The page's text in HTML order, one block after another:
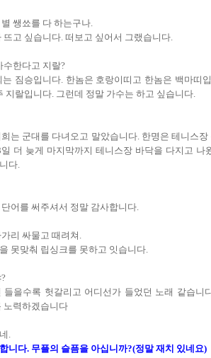
쌩쑈를 다 하는구나.
고 싶습니다. 떠보고 싶어서 그랬습니다.
수한다고 지랄?
짐승입니다. 한놈은 호랑이띠고 한놈은 백마띠
지랄입니다. 그런데 정말 가수는 하고 싶습니다.
는 군대를 다녀오고 말았습니다. 한명은 테니스장
더 늦게 마지막까지 테니스장 바닥을 다지고 나
다.
어를 써주셔서 정말 감사합니다.
리 싸물고 때려쳐.
못맞춰 립싱크를 못하고 잇습니다.
을수록 헛갈리고 어디선가 들었던 노래 같습니
노력하겠습니다
.
니다. 무플의 슬픔을 아십니까?(정말 재치 있네요)